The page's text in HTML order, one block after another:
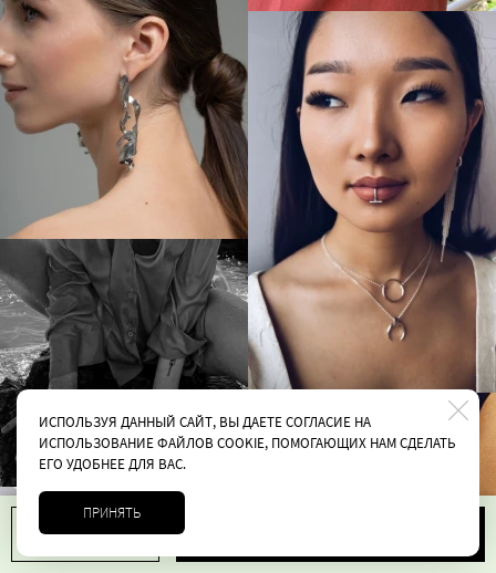
1
ИСПОЛЬЗУЯ ДАННЫЙ САЙТ, ВЫ ДАЕТЕ СОГЛАСИЕ НА
ИСПОЛЬЗОВАНИЕ ФАЙЛОВ COOKIE, ПОМОГАЮЩИХ НАМ СДЕЛАТЬ
ЕГО УДОБНЕЕ ДЛЯ ВАС.
ПРИНЯТЬ